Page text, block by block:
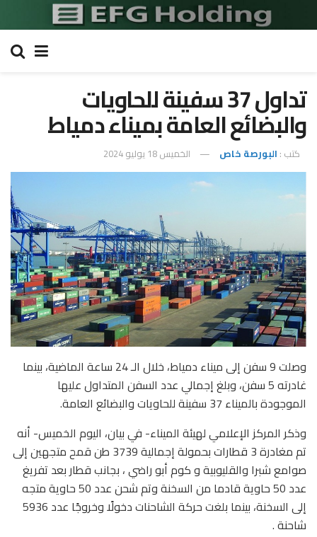
تداول 37 سفينة للحاويات
والبضائع العامة بميناء دمياط
كتب : البورصة خاص الخميس 18 يوليو 2024
وصلت 9 سفن إلى ميناء دمياط، خلال الـ 24 ساعة الماضية، بينما
غادرته 5 سفن، وبلغ إجمالي عدد السفن المتداول عليها
الموجودة بالميناء 37 سفينة للحاويات والبضائع العامة.
وذكر المركز الإعلامي لهيئة الميناء- في بيان، اليوم الخميس- أنه
تم مغادرة 3 قطارات بحمولة إجمالية 3739 طن قمح متجهين إلى
صوامع شبرا والقليوبية و كوم أبو راضي ، بجانب قطار بعد تفريغ
عدد 50 حاوية قادما من السخنة وتم شحن عدد 50 حاوية متجه
إلى السخنة، بينما بلغت حركة الشاحنات دخولًا وخروجًا عدد 5936
شاحنة .